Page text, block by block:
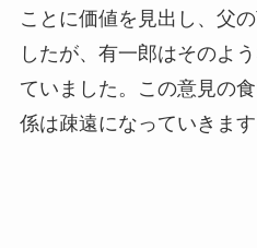
ことに価値を見出し、父
したが、有一郎はそのよ
ていました。この意見の
係は疎遠になっていきます